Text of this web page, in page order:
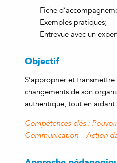
Fiche
Exemples pratiques;
Entrevue avec un
Objectif
S’approprier et
changements de son
authentique, tout en aidant
Compétences-clés :
Communication – Action